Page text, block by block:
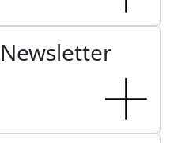
Newsletter